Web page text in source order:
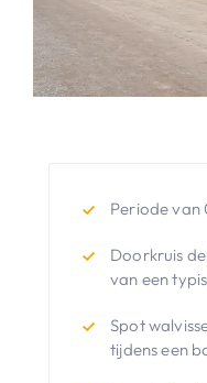
Periode
Doorkruis
van een
Spot
tijdens een